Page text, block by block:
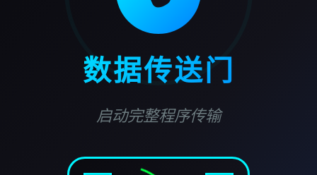
数据传送门
启动完整程序传输